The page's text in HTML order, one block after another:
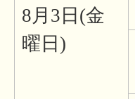
8月3日(金
曜日)